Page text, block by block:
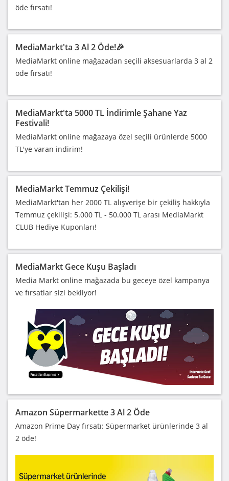
öde fırsatı!
MediaMarkt'ta 3 Al 2 Öde!🎉
MediaMarkt online mağazadan seçili aksesuarlarda 3 al 2
öde fırsatı!
MediaMarkt'ta 5000 TL İndirimle Şahane Yaz
Festivali!
MediaMarkt online mağazaya özel seçili ürünlerde 5000
TL'ye varan indirim!
MediaMarkt Temmuz Çekilişi!
MediaMarkt'tan her 2000 TL alışverişe bir çekiliş hakkıyla
Temmuz çekilişi: 5.000 TL - 50.000 TL arası MediaMarkt
CLUB Hediye Kuponları!
MediaMarkt Gece Kuşu Başladı
Media Markt online mağazada bu geceye özel kampanya
ve fırsatlar sizi bekliyor!
Amazon Süpermarkette 3 Al 2 Öde
Amazon Prime Day fırsatı: Süpermarket ürünlerinde 3 al
2 öde!